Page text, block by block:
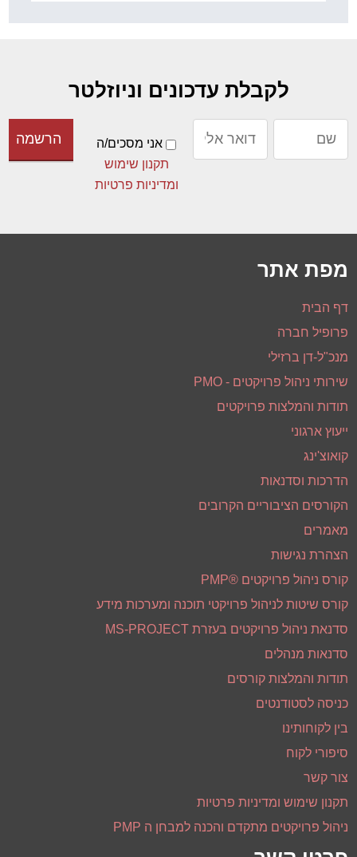
לקבלת עדכונים וניוזלטר
אני מסכים/ה
תקנון שימוש
ומדיניות פרטיות
מפת אתר
דף הבית
פרופיל חברה
מנכ"ל-דן ברזילי
שירותי ניהול פרויקטים - PMO
תודות והמלצות פרויקטים
ייעוץ ארגוני
קואוצ'ינג
הדרכות וסדנאות
הקורסים הציבוריים הקרובים
מאמרים
הצהרת נגישות
קורס ניהול פרויקטים ®PMP
קורס שיטות לניהול פרויקטי תוכנה ומערכות מידע
סדנאת ניהול פרויקטים בעזרת MS-PROJECT
סדנאות מנהלים
תודות והמלצות קורסים
כניסה לסטודנטים
בין לקוחותינו
סיפורי לקוח
צור קשר
תקנון שימוש ומדיניות פרטיות
ניהול פרויקטים מתקדם והכנה למבחן ה PMP